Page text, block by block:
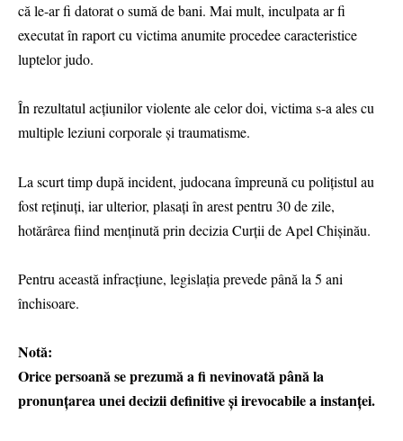
că le-ar fi datorat o sumă de bani. Mai mult, inculpata ar fi
executat în raport cu victima anumite procedee caracteristice
luptelor judo.
În rezultatul acțiunilor violente ale celor doi, victima s-a ales cu
multiple leziuni corporale și traumatisme.
La scurt timp după incident, judocana împreună cu polițistul au
fost reținuți, iar ulterior, plasați în arest pentru 30 de zile,
hotărârea fiind menținută prin decizia Curții de Apel Chișinău.
Pentru această infracțiune, legislația prevede până la 5 ani
închisoare.
Notă:
Orice persoană se prezumă a fi nevinovată până la
pronunțarea unei decizii definitive şi irevocabile a instanței.